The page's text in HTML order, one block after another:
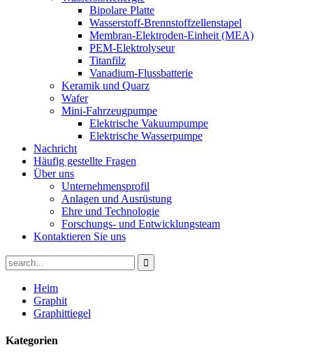
Bipolare Platte
Wasserstoff-Brennstoffzellenstapel
Membran-Elektroden-Einheit (MEA)
PEM-Elektrolyseur
Titanfilz
Vanadium-Flussbatterie
Keramik und Quarz
Wafer
Mini-Fahrzeugpumpe
Elektrische Vakuumpumpe
Elektrische Wasserpumpe
Nachricht
Häufig gestellte Fragen
Über uns
Unternehmensprofil
Anlagen und Ausrüstung
Ehre und Technologie
Forschungs- und Entwicklungsteam
Kontaktieren Sie uns
Heim
Graphit
Graphittiegel
Kategorien